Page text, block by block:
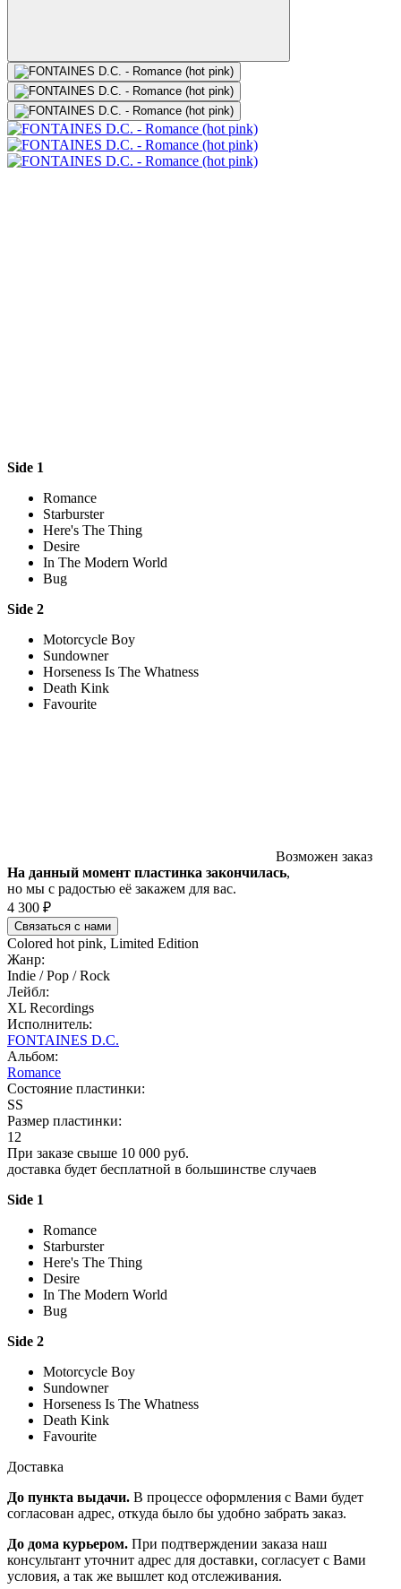
Side 1
Romance
Starburster
Here's The Thing
Desire
In The Modern World
Bug
Side 2
Motorcycle Boy
Sundowner
Horseness Is The Whatness
Death Kink
Favourite
Возможен заказ
На данный момент пластинка закончилась,
но мы с радостью её закажем для вас.
4 300 ₽
Связаться с нами
Colored hot pink, Limited Edition
Жанр:
Indie / Pop / Rock
Лейбл:
XL Recordings
Исполнитель:
FONTAINES D.C.
Альбом:
Romance
Состояние пластинки:
SS
Размер пластинки:
12
При заказе свыше 10 000 руб.
доставка будет бесплатной в большинстве случаев
Side 1
Romance
Starburster
Here's The Thing
Desire
In The Modern World
Bug
Side 2
Motorcycle Boy
Sundowner
Horseness Is The Whatness
Death Kink
Favourite
Доставка
До пункта выдачи. В процессе оформления с Вами будет
согласован адрес, откуда было бы удобно забрать заказ.
До дома курьером. При подтверждении заказа наш
консультант уточнит адрес для доставки, согласует с Вами
условия, а так же вышлет код отслеживания.